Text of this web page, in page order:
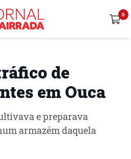
de
em Ouca
e preparava
armazém daquela